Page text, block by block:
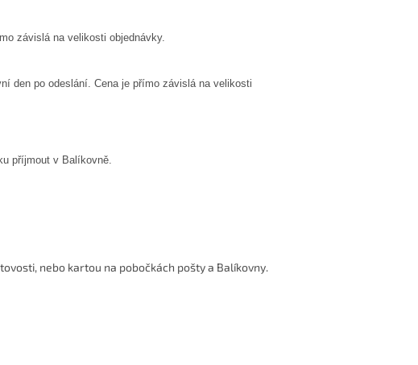
závislá na velikosti objednávky.
den po odeslání. Cena je přímo závislá na velikosti
příjmout v Balíkovně.
nebo kartou na pobočkách pošty a Balíkovny.